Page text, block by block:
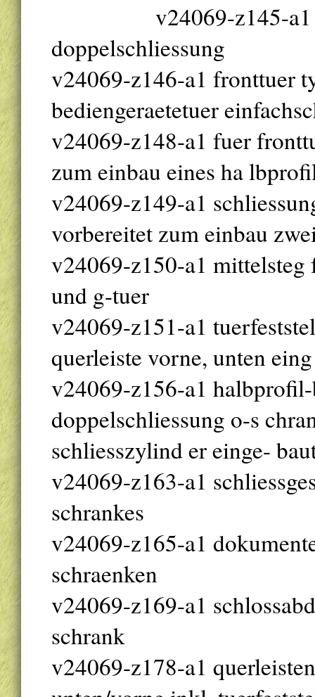
v24069-z145-
doppelschliessung
v24069-z146-a1 fronttuer
bediengeraetetuer
v24069-z148-a1 fuer
zum einbau eines ha
v24069-z149-a1
vorbereitet zum einbau
v24069-z150-a1 mittelsteg
und g-tuer
v24069-z151-a1
querleiste vorne, unten
v24069-z156-a1
doppelschliessung o-s
schliesszylind er einge-
v24069-z163-a1
schrankes
v24069-z165-a1
schraenken
v24069-z169-a1
schrank
v24069-z178-a1